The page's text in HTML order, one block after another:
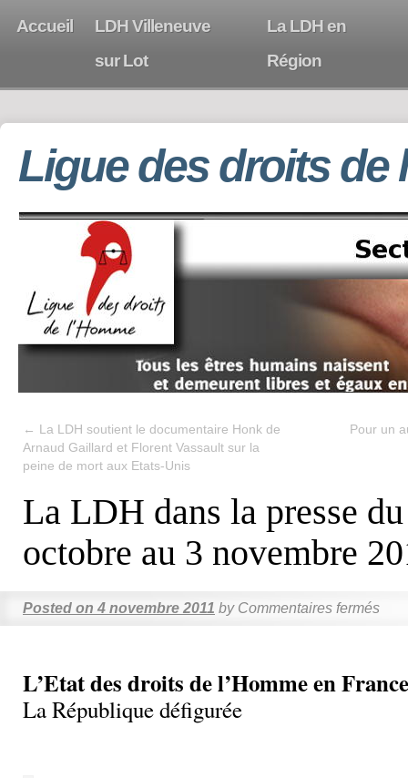
Accueil
LDH Villeneuve
sur Lot
La LDH en
Région
Ligue des droits de
← La LDH soutient le documentaire Honk de
Arnaud Gaillard et Florent Vassault sur la
peine de mort aux Etats-Unis
Pour un
La LDH dans la presse
octobre au 3 novembre
Posted on 4 novembre 2011 by Commentaires fermés
L’Etat des droits de l’Homme en
La République défigurée